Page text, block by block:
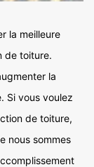
la meilleure
de toiture.
la
Si vous voulez
de toiture,
nous sommes